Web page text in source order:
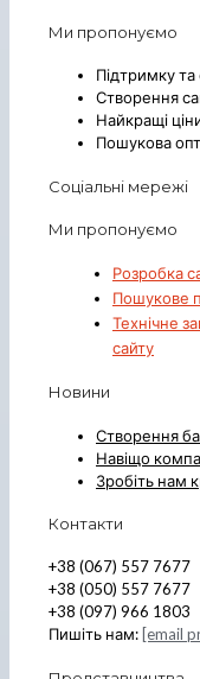
Ми пропонуємо
Підтримку та
Створення
Найкращі
Пошукова
Соціальні мережі
Ми пропонуємо
Розробка
Пошукове
Технічне
сайту
Новини
Створення
Навіщо
Зробіть нам
Контакти
+38 (067) 557 7677
+38 (050) 557 7677
+38 (097) 966 1803
Пишіть нам: [email